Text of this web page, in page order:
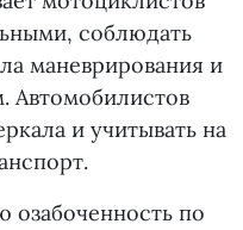
соблюдать
маневрирования и
Автомобилистов
и учитывать на
озабоченность по